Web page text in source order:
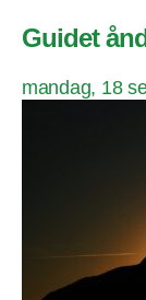
Guidet
mandag, 18